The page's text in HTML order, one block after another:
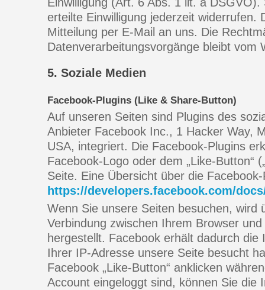
erteilte Einwilligung jederzeit widerrufen.
Mitteilung per E-Mail an uns. Die
Datenverarbeitungsvorgänge bleibt vom
5. Soziale Medien
Facebook-Plugins (Like & Share-Button)
Auf unseren Seiten sind Plugins des
Anbieter Facebook Inc., 1 Hacker Way,
USA, integriert. Die Facebook-Plugins
Facebook-Logo oder dem „Like-Button“
Seite. Eine Übersicht über die
https://developers.facebook.com/
Wenn Sie unsere Seiten besuchen, wird
Verbindung zwischen Ihrem Browser
hergestellt. Facebook erhält dadurch
Ihrer IP-Adresse unsere Seite besucht
Facebook „Like-Button“ anklicken
Account eingeloggt sind, können Sie die